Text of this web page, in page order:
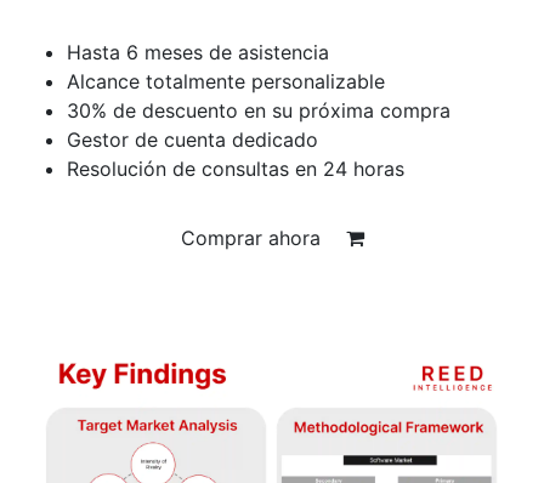
Hasta 6 meses de asistencia
Alcance totalmente personalizable
30% de descuento en su próxima compra
Gestor de cuenta dedicado
Resolución de consultas en 24 horas
Comprar ahora